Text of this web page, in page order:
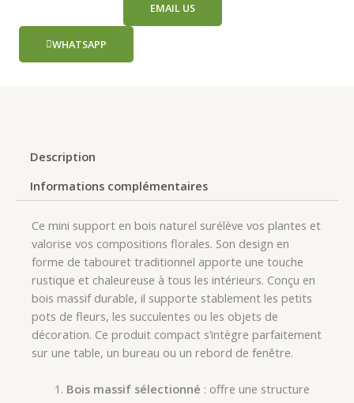
EMAIL US
WHATSAPP
Description
Informations complémentaires
Ce mini support en bois naturel surélève vos plantes et
valorise vos compositions florales. Son design en
forme de tabouret traditionnel apporte une touche
rustique et chaleureuse à tous les intérieurs. Conçu en
bois massif durable, il supporte stablement les petits
pots de fleurs, les succulentes ou les objets de
décoration. Ce produit compact s’intègre parfaitement
sur une table, un bureau ou un rebord de fenêtre.
Bois massif sélectionné : offre une structure